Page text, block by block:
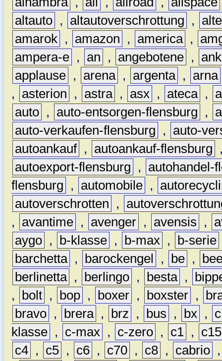
altauto , altautoverschrottung ,
amarok , amazon , america ,
ampera-e , an , angebotene ,
applause , arena , argenta , arna
,
asterion , astra , asx , ateca ,
auto , auto-entsorgen-flensburg ,
auto-verkaufen-flensburg
,
auto-
autoankauf , autoankauf-flensburg
autoexport-flensburg
,
autohandel-
flensburg
, automobile ,
autoverschrotten
,
,
avantime , avenger , avensis ,
aygo , b-klasse , b-max , b-serie
barchetta , barockengel , be ,
berlinetta , berlingo , besta ,
,
bolt , bop , boxer , boxster ,
bravo , brera , brz , bus , bx ,
c
klasse , c-max , c-zero , c1 ,
c15
c4 , c5 , c6 , c70 , c8 , cabrio